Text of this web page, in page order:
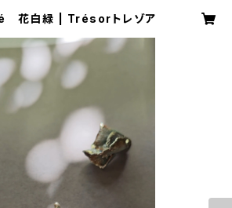
花白緑 | Trésorトレゾア